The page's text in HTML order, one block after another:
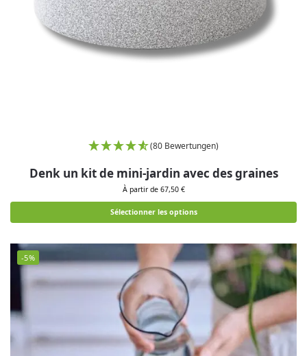
(80 Bewertungen)
Denk un kit de mini-jardin avec des graines
À partir de 67,50 €
Sélectionner les options
-5%